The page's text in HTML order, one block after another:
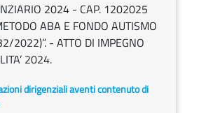
2024 - CAP. 1202025
ABA E FONDO AUTISMO
2022)”. - ATTO DI IMPEGNO
2024.
dirigenziali aventi contenuto di